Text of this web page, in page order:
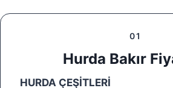
01
Hurda Bakır
HURDA ÇEŞİTLERİ